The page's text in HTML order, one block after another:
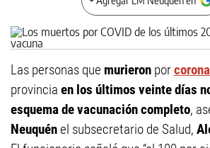
Las personas que murieron por
provincia en los últimos veinte días
esquema de vacunación completo,
Neuquénel subsecretario de Salud,